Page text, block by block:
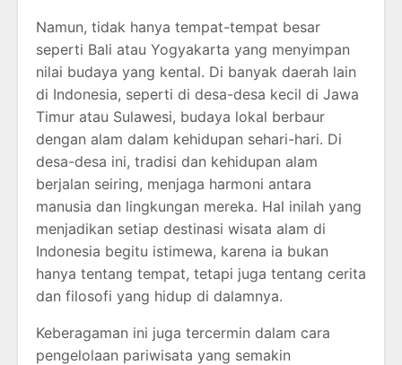
Namun, tidak hanya tempat-tempat besar
seperti Bali atau Yogyakarta yang menyimpan
nilai budaya yang kental. Di banyak daerah lain
di Indonesia, seperti di desa-desa kecil di Jawa
Timur atau Sulawesi, budaya lokal berbaur
dengan alam dalam kehidupan sehari-hari. Di
desa-desa ini, tradisi dan kehidupan alam
berjalan seiring, menjaga harmoni antara
manusia dan lingkungan mereka. Hal inilah yang
menjadikan setiap destinasi wisata alam di
Indonesia begitu istimewa, karena ia bukan
hanya tentang tempat, tetapi juga tentang cerita
dan filosofi yang hidup di dalamnya.
Keberagaman ini juga tercermin dalam cara
pengelolaan pariwisata yang semakin